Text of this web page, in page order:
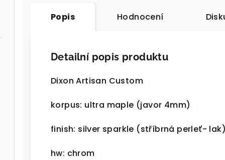
Popis Hodnocení
Detailní popis produktu
Dixon Artisan Custom
korpus: ultra maple (javor 4mm)
finish: silver sparkle (stříbrná perleť- lak)
hw: chrom